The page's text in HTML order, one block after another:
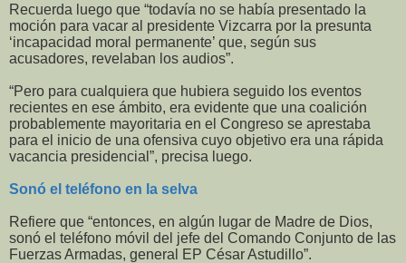
Recuerda luego que “todavía no se había presentado la
moción para vacar al presidente Vizcarra por la presunta
‘incapacidad moral permanente’ que, según sus
acusadores, revelaban los audios”.
“Pero para cualquiera que hubiera seguido los eventos
recientes en ese ámbito, era evidente que una coalición
probablemente mayoritaria en el Congreso se aprestaba
para el inicio de una ofensiva cuyo objetivo era una rápida
vacancia presidencial”, precisa luego.
Sonó el teléfono en la selva
Refiere que “entonces, en algún lugar de Madre de Dios,
sonó el teléfono móvil del jefe del Comando Conjunto de las
Fuerzas Armadas, general EP César Astudillo”.